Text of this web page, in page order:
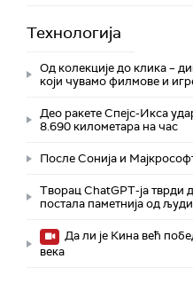
Технологијa
Од колекције до клика –
који чувамо филмове и
Део ракете Спејс-Икса
8.690 километара на час
После Сонија и
Творац ChatGPT-ја тврди
постала паметнија од људи
Да ли је Кина већ
века